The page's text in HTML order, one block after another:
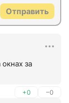
Отправить
за
+0 –0